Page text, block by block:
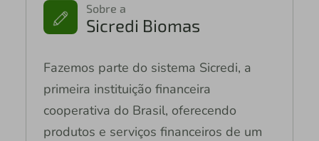
Sobre a
Sicredi Biomas
Fazemos parte do sistema Sicredi, a
primeira instituição financeira
cooperativa do Brasil, oferecendo
produtos e serviços financeiros de um